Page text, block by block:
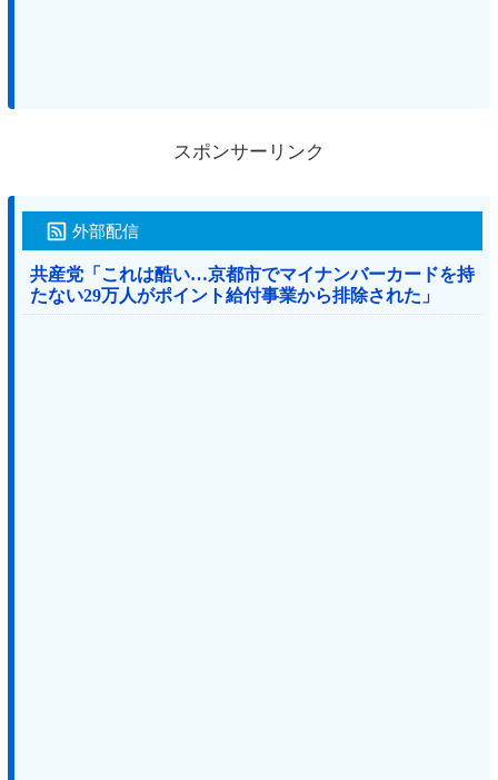
スポンサーリンク
外部配信
共産党「これは酷い…京都市でマイナンバーカードを持
たない29万人がポイント給付事業から排除された」